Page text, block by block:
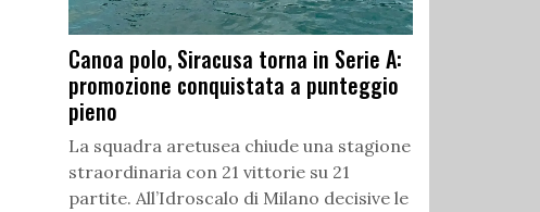
Canoa polo, Siracusa torna in Serie A:
promozione conquistata a punteggio
pieno
La squadra aretusea chiude una stagione
straordinaria con 21 vittorie su 21
partite. All’Idroscalo di Milano decisive le